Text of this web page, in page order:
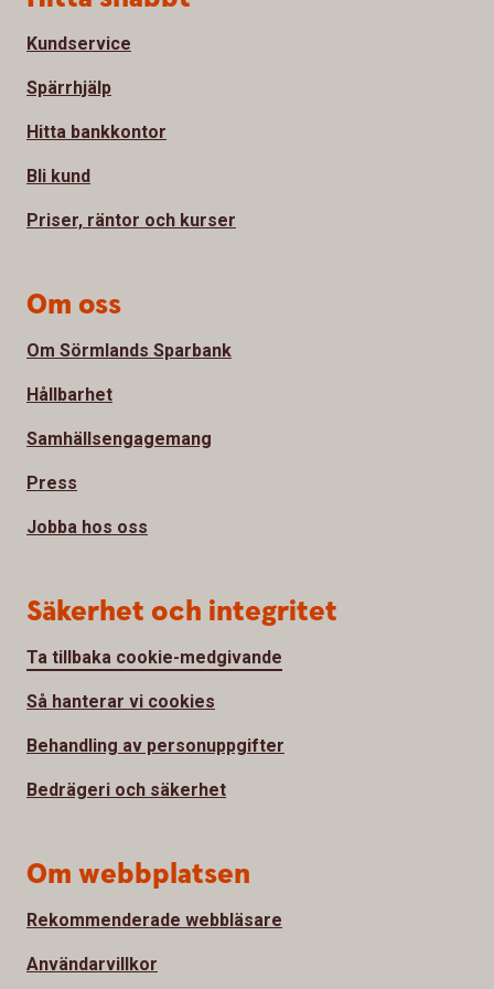
Kundservice
Spärrhjälp
Hitta bankkontor
Bli kund
Priser, räntor och kurser
Om oss
Om Sörmlands Sparbank
Hållbarhet
Samhällsengagemang
Press
Jobba hos oss
Säkerhet och integritet
Ta tillbaka cookie-medgivande
Så hanterar vi cookies
Behandling av personuppgifter
Bedrägeri och säkerhet
Om webbplatsen
Rekommenderade webbläsare
Användarvillkor